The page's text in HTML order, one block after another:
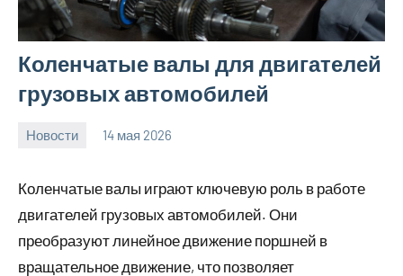
Коленчатые валы для двигателей
грузовых автомобилей
Новости 14 мая 2026
Коленчатые валы играют ключевую роль в работе
двигателей грузовых автомобилей. Они
преобразуют линейное движение поршней в
вращательное движение, что позволяет